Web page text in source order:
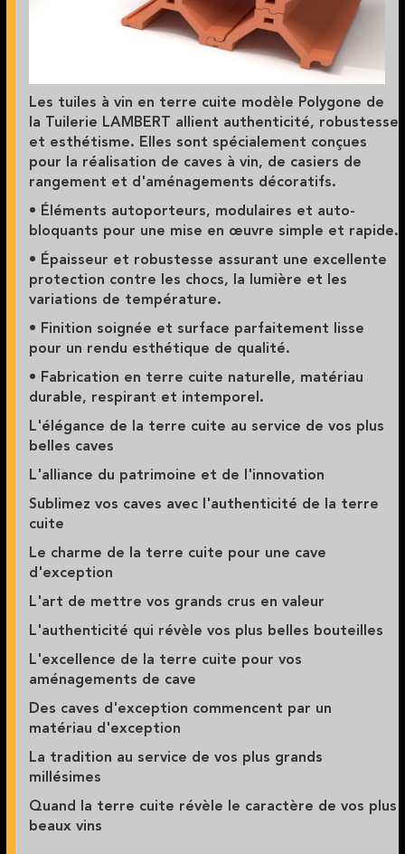
Les tuiles à vin en terre cuite modèle Polygone de
la Tuilerie LAMBERT allient authenticité, robustesse
et esthétisme. Elles sont spécialement conçues
pour la réalisation de caves à vin, de casiers de
rangement et d'aménagements décoratifs.
• Éléments autoporteurs, modulaires et auto-
bloquants pour une mise en œuvre simple et rapide.
• Épaisseur et robustesse assurant une excellente
protection contre les chocs, la lumière et les
variations de température.
• Finition soignée et surface parfaitement lisse
pour un rendu esthétique de qualité.
• Fabrication en terre cuite naturelle, matériau
durable, respirant et intemporel.
L'élégance de la terre cuite au service de vos plus
belles caves
L'alliance du patrimoine et de l'innovation
Sublimez vos caves avec l'authenticité de la terre
cuite
Le charme de la terre cuite pour une cave
d'exception
L'art de mettre vos grands crus en valeur
L'authenticité qui révèle vos plus belles bouteilles
L'excellence de la terre cuite pour vos
aménagements de cave
Des caves d'exception commencent par un
matériau d'exception
La tradition au service de vos plus grands
millésimes
Quand la terre cuite révèle le caractère de vos plus
beaux vins